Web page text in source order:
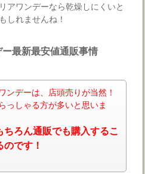
アワンデーなら乾燥しにくいと
しれませんね！
最新最安値通販事情
ンデーは、店頭売りが当然！
っしゃる方が多いと思いま
ちろん通販でも購入するこ
のです！